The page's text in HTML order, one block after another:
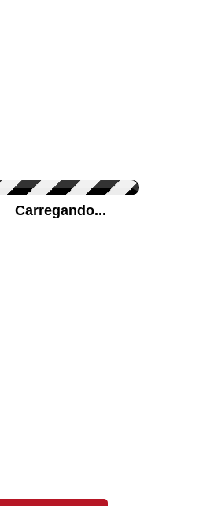
Carregando...
Ponha a sua foto